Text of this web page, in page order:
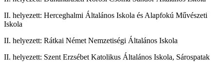
II. helyezett: Herceghalmi Általános Iskola és Alapfokú Művészeti
Iskola
II. helyezett: Rátkai Német Nemzetiségi Általános Iskola
II. helyezett: Szent Erzsébet Katolikus Általános Iskola, Sárospatak